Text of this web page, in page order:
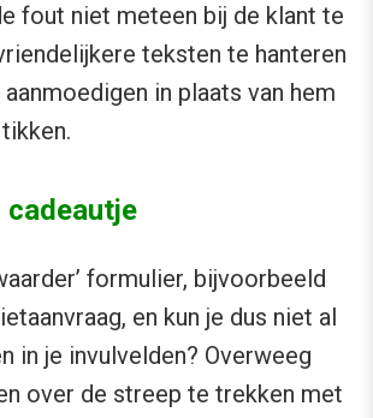
fout niet meteen bij de klant te
teksten te hanteren
in plaats van hem
cadeautje
formulier, bijvoorbeeld
en kun je dus niet al
in je invulvelden? Overweeg
over de streep te trekken met